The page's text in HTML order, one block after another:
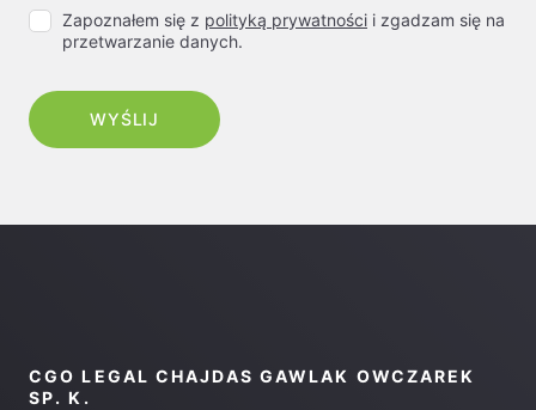
Zapoznałem się z polityką prywatności i zgadzam się na
przetwarzanie danych.
CGO LEGAL CHAJDAS GAWLAK OWCZAREK
SP. K.